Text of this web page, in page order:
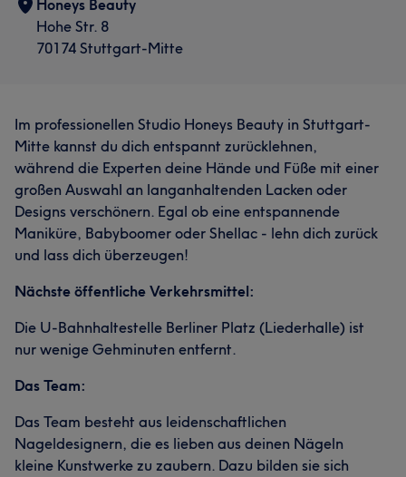
Honeys Beauty
Hohe Str. 8
70174 Stuttgart-Mitte
Im professionellen Studio Honeys Beauty in Stuttgart-
Mitte kannst du dich entspannt zurücklehnen,
während die Experten deine Hände und Füße mit einer
großen Auswahl an langanhaltenden Lacken oder
Designs verschönern. Egal ob eine entspannende
Maniküre, Babyboomer oder Shellac - lehn dich zurück
und lass dich überzeugen!
Nächste öffentliche Verkehrsmittel:
Die U-Bahnhaltestelle Berliner Platz (Liederhalle) ist
nur wenige Gehminuten entfernt.
Das Team:
Das Team besteht aus leidenschaftlichen
Nageldesignern, die es lieben aus deinen Nägeln
kleine Kunstwerke zu zaubern. Dazu bilden sie sich